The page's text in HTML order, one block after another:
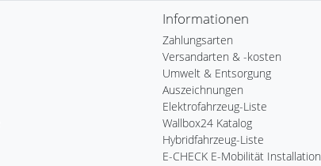
Informationen
Zahlungsarten
Versandarten & -kosten
Umwelt & Entsorgung
Auszeichnungen
Elektrofahrzeug-Liste
Wallbox24 Katalog
Hybridfahrzeug-Liste
E-CHECK E-Mobilität Installation